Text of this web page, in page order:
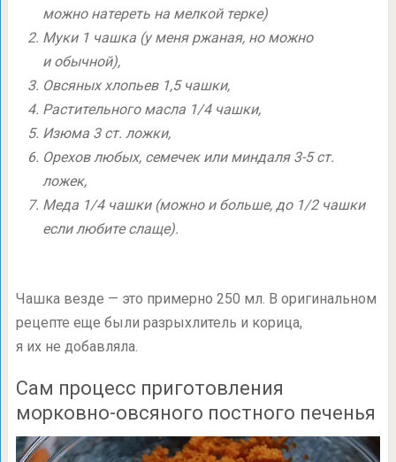
можно натереть на мелкой терке)
Муки 1 чашка (у меня ржаная, но можно
и обычной),
Овсяных хлопьев 1,5 чашки,
Растительного масла 1/4 чашки,
Изюма 3 ст. ложки,
Орехов любых, семечек или миндаля 3-5 ст.
ложек,
Меда 1/4 чашки (можно и больше, до 1/2 чашки
если любите слаще).
Чашка везде — это примерно 250 мл. В оригинальном
рецепте еще были разрыхлитель и корица,
я их не добавляла.
Сам процесс приготовления
морковно-овсяного постного печенья